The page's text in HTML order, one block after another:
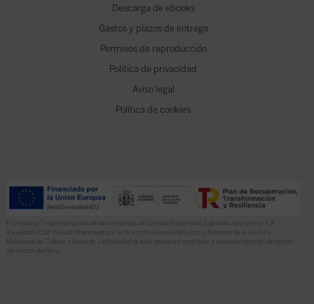
Descarga de ebooks
Gastos y plazos de entrega
Permisos de reproducción
Política de privacidad
Aviso legal
Política de cookies
El proyecto “Implementación de herramientas de Gestión Editorial en Ediciones Encuentro, S.A.
anualidad 2022” ha sido financiado por la Dirección General del Libro y Fomento de la Lectura,
Ministerio de Cultura y Deporte. La finalidad de este apoyo es contribuir a la modernización de pymes
del sector del libro.